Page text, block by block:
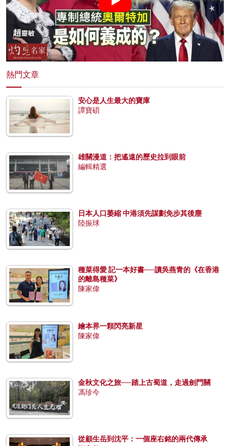
熱門文章
安心是人生最大的寶庫
譚寶碩
雄關漫道：把遙遠的歷史拉到眼前
編輯精選
日本人口萎縮 中港須先謀劃免步其後塵
陸振球
種菜得愛 記一本好書──讀吳燕青的《在香港
的離島種菜》
陳家偉
繪本界一顆閃亮新星
陳家偉
金秋文化之旅──踏上古蜀道，走過劍門關
馮珍今
從顧生岳到沈平：一個座右銘的兩代傳承